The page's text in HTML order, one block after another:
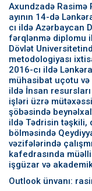
Axundzadə Rasimə
ayının 14-də
cı ildə Azərbaycan
fərqlənmə diplomu
Dövlət
metodologiyası
2016-cı ildə
mühasibat uçotu
ildə İnsan
işləri üzrə
şöbəsində
ildə Tədrisin təşkili,
bölməsində
vəzifələrində
kafedrasında
işgüzar və
Outlook ünvanı: